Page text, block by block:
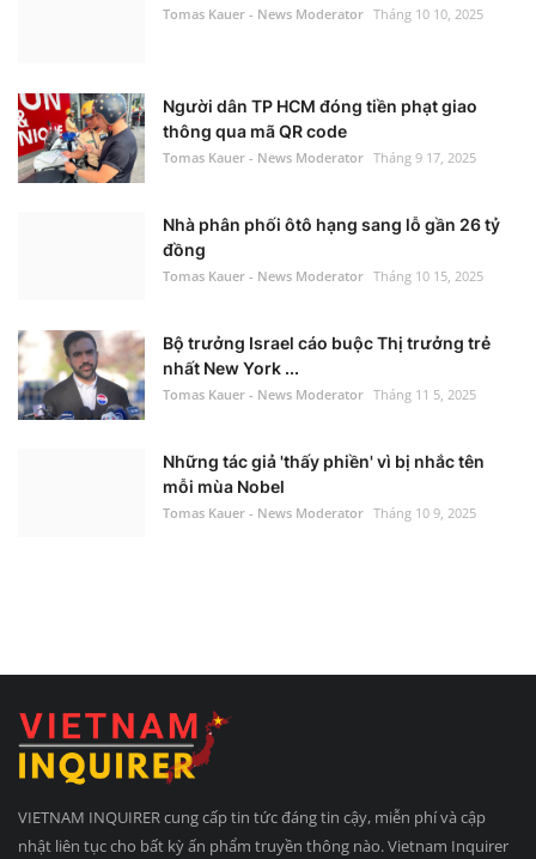
Tomas Kauer - News Moderator Tháng 10 10, 2025
Người dân TP HCM đóng tiền phạt giao
thông qua mã QR code
Tomas Kauer - News Moderator Tháng 9 17, 2025
Nhà phân phối ôtô hạng sang lỗ gần 26 tỷ
đồng
Tomas Kauer - News Moderator Tháng 10 15, 2025
Bộ trưởng Israel cáo buộc Thị trưởng trẻ
nhất New York ...
Tomas Kauer - News Moderator Tháng 11 5, 2025
Những tác giả 'thấy phiền' vì bị nhắc tên
mỗi mùa Nobel
Tomas Kauer - News Moderator Tháng 10 9, 2025
VIETNAM INQUIRER cung cấp tin tức đáng tin cậy, miễn phí và cập
nhật liên tục cho bất kỳ ấn phẩm truyền thông nào. Vietnam Inquirer